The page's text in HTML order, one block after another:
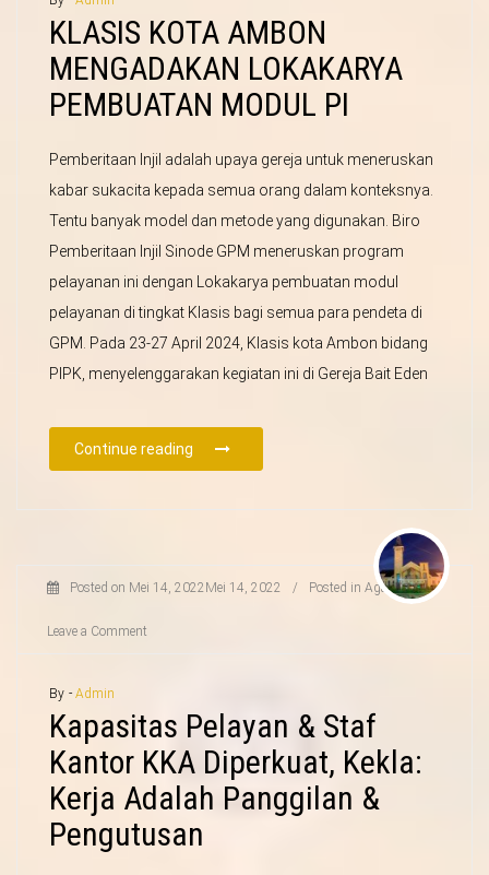
KLASIS KOTA AMBON
MENGADAKAN LOKAKARYA
PEMBUATAN MODUL PI
Pemberitaan Injil adalah upaya gereja untuk meneruskan
kabar sukacita kepada semua orang dalam konteksnya.
Tentu banyak model dan metode yang digunakan. Biro
Pemberitaan Injil Sinode GPM meneruskan program
pelayanan ini dengan Lokakarya pembuatan modul
pelayanan di tingkat Klasis bagi semua para pendeta di
GPM. Pada 23-27 April 2024, Klasis kota Ambon bidang
PIPK, menyelenggarakan kegiatan ini di Gereja Bait Eden
Continue reading
Posted on Mei 14, 2022 Mei 14, 2022 / Posted in Agama /
Leave a Comment
By - Admin
Kapasitas Pelayan & Staf
Kantor KKA Diperkuat, Kekla:
Kerja Adalah Panggilan &
Pengutusan